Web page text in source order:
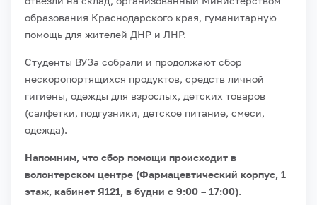
образования Краснодарского края, гуманитарную
помощь для жителей ДНР и ЛНР.
Студенты ВУЗа собрали и продолжают сбор
нескоропортящихся продуктов, средств личной
гигиены, одежды для взрослых, детских товаров
(салфетки, подгузники, детское питание, смеси,
одежда).
Напомним, что сбор помощи происходит в
волонтерском центре (Фармацевтический корпус, 1
этаж, кабинет Я121, в будни с 9:00 – 17:00).